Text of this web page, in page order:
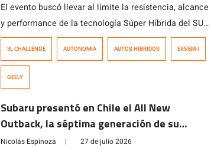
El evento buscó llevar al límite la resistencia, alcance
y performance de la tecnología Súper Híbrida del SUV
que, en pocos meses, ha cautivado al consumidor
local.
3L CHALLENGE AUTONOMIA AUTOS HIBRIDOS EX5 EM-I
GEELY
Subaru presentó en Chile el All New
Outback, la séptima generación de su
modelo ícono
Nicolás Espinoza | 27 de julio 2026